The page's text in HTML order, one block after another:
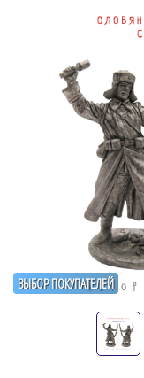
ВЫБОР ПОКУПАТЕЛЕЙ